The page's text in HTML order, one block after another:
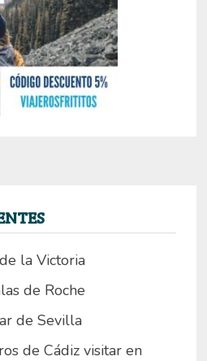
la Victoria
de Roche
de Sevilla
de Cádiz visitar en